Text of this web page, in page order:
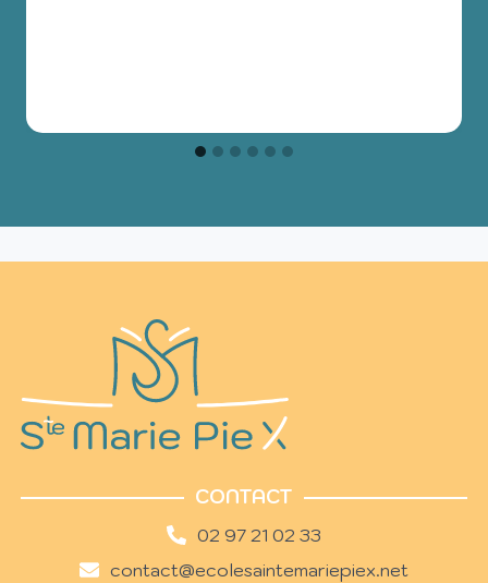
CONTACT
02 97 21 02 33
contact@ecolesaintemariepiex.net